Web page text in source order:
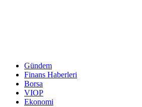
Gündem
Finans Haberleri
Borsa
VIOP
Ekonomi